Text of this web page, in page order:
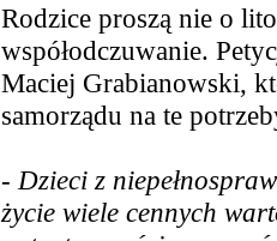
Rodzice proszą nie o
współodczuwanie.
Maciej Grabianowski,
samorządu na te
- Dzieci z
życie wiele cennych